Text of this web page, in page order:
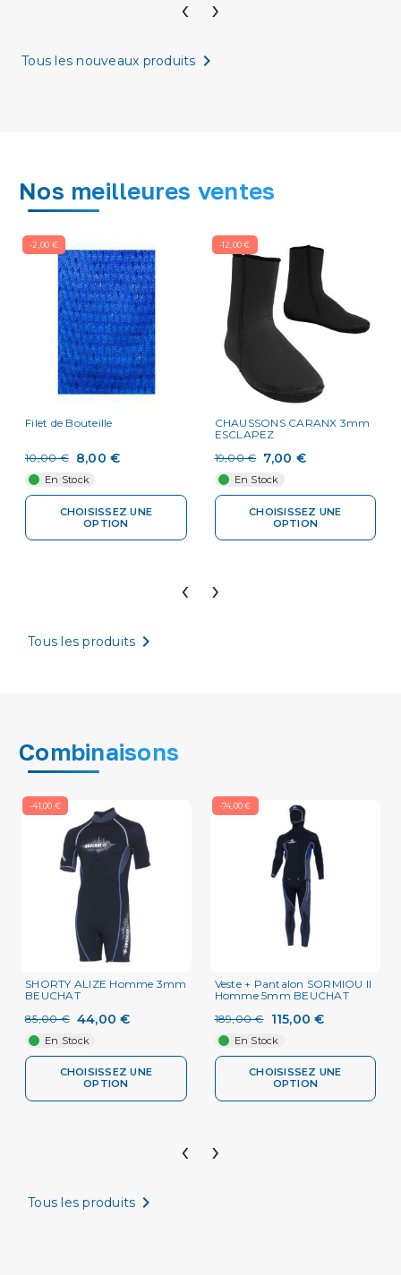
‹ ›
Tous les nouveaux produits 
Nos meilleures ventes
-2,00 €
Filet de Bouteille
10,00 € 8,00 €
En Stock
CHOISISSEZ UNE
OPTION
-12,00 €
CHAUSSONS CARANX 3mm
ESCLAPEZ
19,00 € 7,00 €
En Stock
CHOISISSEZ UNE
OPTION
‹ ›
Tous les produits 
Combinaisons
-41,00 €
SHORTY ALIZE Homme 3mm
BEUCHAT
85,00 € 44,00 €
En Stock
CHOISISSEZ UNE
OPTION
-74,00 €
Veste + Pantalon SORMIOU II
Homme 5mm BEUCHAT
189,00 €
115,00 €
En Stock
CHOISISSEZ UNE
OPTION
‹ ›
Tous les produits 